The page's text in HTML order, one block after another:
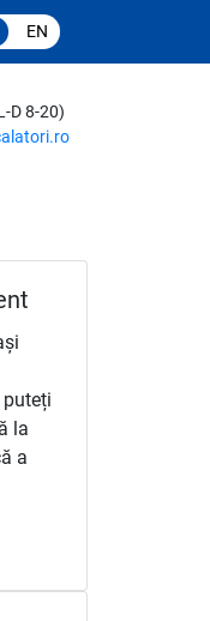
EN
D 8-20)
la
a